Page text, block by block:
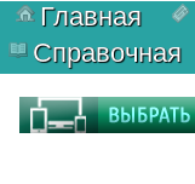
Главная
Справочная